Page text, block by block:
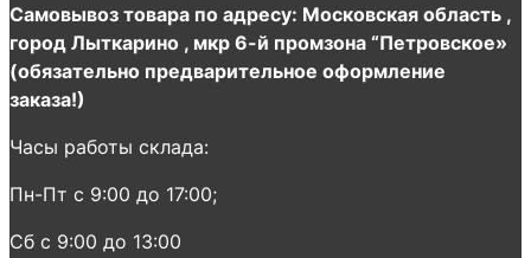
Самовывоз товара по адресу: Московская область ,
город Лыткарино , мкр 6-й промзона “Петровское»
(обязательно предварительное оформление
заказа!)
Часы работы склада:
Пн-Пт с 9:00 до 17:00;
Сб с 9:00 до 13:00